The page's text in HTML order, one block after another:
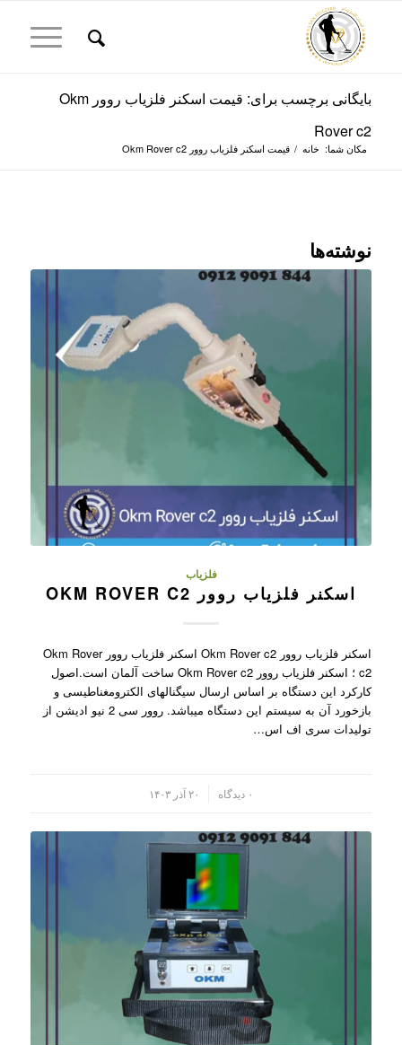
بایگانی برچسب برای: قیمت اسکنر فلزیاب روور Okm
Rover c2
مکان شما: خانه / قیمت اسکنر فلزیاب روور Okm Rover c2
نوشته‌ها
فلزیاب
اسکنر فلزیاب روور OKM ROVER C2
اسکنر فلزیاب روور Okm Rover c2 اسکنر فلزیاب روور Okm Rover
c2 ؛ اسکنر فلزیاب روور Okm Rover c2 ساخت آلمان است.اصول
کارکرد این دستگاه بر اساس ارسال سیگنالهای الکترومغناطیسی و
بازخورد آن به سیستم این دستگاه میباشد. روور سی 2 نیو ادیشن از
تولیدات سری اف اس…
۰ دیدگاه ۲۰ آذر ۱۴۰۳